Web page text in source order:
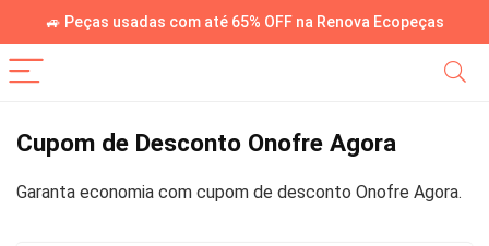
🚙 Peças usadas com até 65% OFF na Renova Ecopeças
Cupom de Desconto Onofre Agora
Garanta economia com cupom de desconto Onofre Agora.